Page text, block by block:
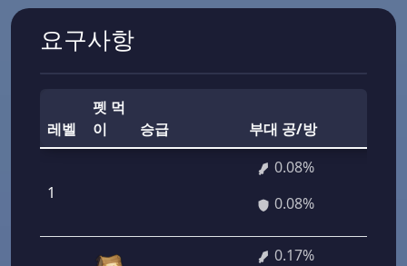
요구사항
레벨
펫 먹
이
승급 부대 공/방
1
0.08%
0.08%
0.17%